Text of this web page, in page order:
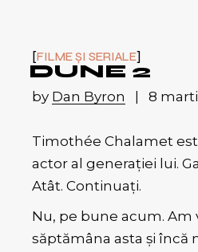
FILME ȘI SERIALE
DUNE 2
by Dan Byron 8
Timothée Chalamet
actor al generației lui.
Atât. Continuați.
Nu, pe bune acum. Am
săptămâna asta și încă